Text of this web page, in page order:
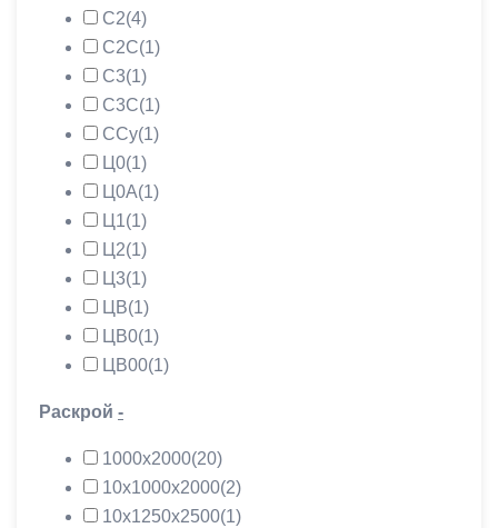
С2(4)
С2С(1)
С3(1)
С3С(1)
ССу(1)
Ц0(1)
Ц0А(1)
Ц1(1)
Ц2(1)
Ц3(1)
ЦВ(1)
ЦВ0(1)
ЦВ00(1)
Раскрой -
1000х2000(20)
10х1000х2000(2)
10х1250х2500(1)